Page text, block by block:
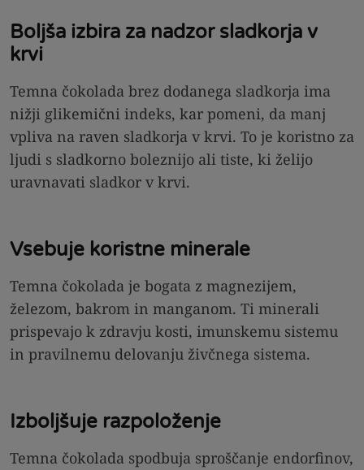
Boljša izbira za nadzor sladkorja v
krvi
Temna čokolada brez dodanega sladkorja ima
nižji glikemični indeks, kar pomeni, da manj
vpliva na raven sladkorja v krvi. To je koristno za
ljudi s sladkorno boleznijo ali tiste, ki želijo
uravnavati sladkor v krvi.
Vsebuje koristne minerale
Temna čokolada je bogata z magnezijem,
železom, bakrom in manganom. Ti minerali
prispevajo k zdravju kosti, imunskemu sistemu
in pravilnemu delovanju živčnega sistema.
Izboljšuje razpoloženje
Temna čokolada spodbuja sproščanje endorfinov,